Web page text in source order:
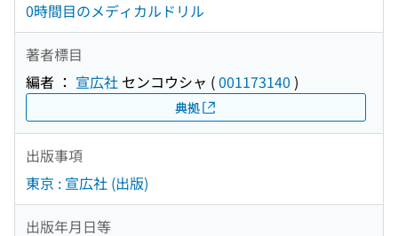
0時間目のメディカルドリル
著者標目
編者 ： 宣広社 センコウシャ (001173140 )
典拠
出版事項
東京 : 宣広社 (出版)
出版年月日等